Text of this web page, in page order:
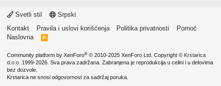
Svetli stil
Srpski
Kontakt
Pravila i uslovi korišćenja Politika privatnosti
Pomoć
Naslovna
R
Community platform by XenForo® © 2010-2025 XenForo Ltd. Copyright © Krstarica
d.o.o. 1999-2026. Sva prava zadržana. Zabranjena je reprodukcija u celini i u delovima
bez dozvole.
Krstarica ne snosi odgovornost za sadržaj poruka.